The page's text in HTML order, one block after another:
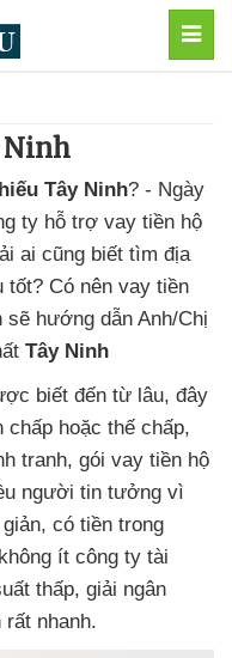
Ninh
Tây Ninh? - Ngày
ty hỗ trợ vay tiền hộ
ai cũng biết tìm địa
tốt? Có nên vay tiền
sẽ hướng dẫn Anh/Chị
Tây Ninh
biết đến từ lâu, đây
chấp hoặc thế chấp,
tranh, gói vay tiền hộ
người tin tưởng vì
có tiền trong
ít công ty tài
thấp, giải ngân
rất nhanh.